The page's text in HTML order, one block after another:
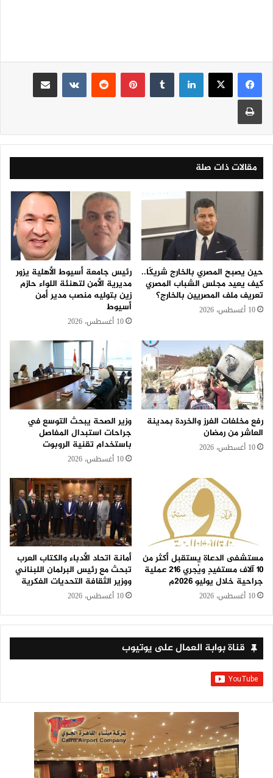
لينكدإن بينتيريست
مقالات ذات صلة
حين يصبح المصري بالخارج شريكًا..
كيف يعيد مجلس الشباب المصري
تعريف ملف المصريين بالخارج؟
10 أغسطس، 2026
رئيس جامعة أسيوط الأهلية يزور
مديرية الأمن لتهنئة اللواء حازم
زين بتوليه منصب مدير أمن
أسيوط
10 أغسطس، 2026
رفع مخلفات الفرز والخردة بمدينة
العاشر من رمضان
10 أغسطس، 2026
وزير الصحة يبحث التوسع في
جراحات استبدال المفاصل
باستخدام تقنية الروبوت
10 أغسطس، 2026
مستشفى الدعاة يستقبل أكثر من
١٠ آلاف مستفيدٍ ويُجري ٢١٦ عملية
جراحية خلال يوليو ٢٠٢٦م
10 أغسطس، 2026
أمانة اتحاد الأدباء والكتاب العرب
تبحث مع رئيس البرلمان اللبناني
ووزير الثقافة التحديات الفكرية
10 أغسطس، 2026
قناة بوابة العمال على يوتيوب